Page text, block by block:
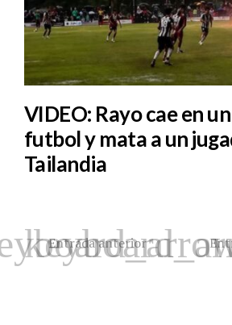
VIDEO: Rayo cae en
futbol y mata a un
Tailandia
Entrada anterior